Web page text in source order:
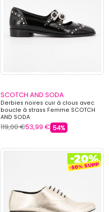
SCOTCH AND SODA
Derbies noires cuir à clous avec
boucle à strass Femme SCOTCH
AND SODA
119,00 €53,99 € 54%